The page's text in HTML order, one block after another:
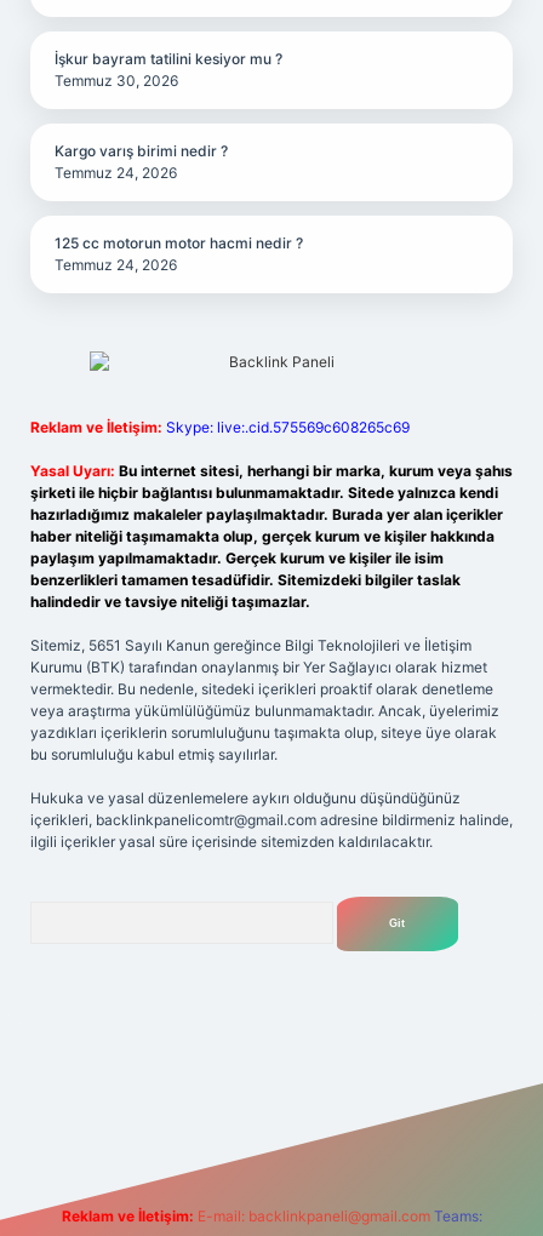
İşkur bayram tatilini kesiyor mu ?
Temmuz 30, 2026
Kargo varış birimi nedir ?
Temmuz 24, 2026
125 cc motorun motor hacmi nedir ?
Temmuz 24, 2026
Reklam ve İletişim: Skype: live:.cid.575569c608265c69
Yasal Uyarı: Bu internet sitesi, herhangi bir marka, kurum veya şahıs
şirketi ile hiçbir bağlantısı bulunmamaktadır. Sitede yalnızca kendi
hazırladığımız makaleler paylaşılmaktadır. Burada yer alan içerikler
haber niteliği taşımamakta olup, gerçek kurum ve kişiler hakkında
paylaşım yapılmamaktadır. Gerçek kurum ve kişiler ile isim
benzerlikleri tamamen tesadüfidir. Sitemizdeki bilgiler taslak
halindedir ve tavsiye niteliği taşımazlar.
Sitemiz, 5651 Sayılı Kanun gereğince Bilgi Teknolojileri ve İletişim
Kurumu (BTK) tarafından onaylanmış bir Yer Sağlayıcı olarak hizmet
vermektedir. Bu nedenle, sitedeki içerikleri proaktif olarak denetleme
veya araştırma yükümlülüğümüz bulunmamaktadır. Ancak, üyelerimiz
yazdıkları içeriklerin sorumluluğunu taşımakta olup, siteye üye olarak
bu sorumluluğu kabul etmiş sayılırlar.
Hukuka ve yasal düzenlemelere aykırı olduğunu düşündüğünüz
içerikleri, backlinkpanelicomtr@gmail.com adresine bildirmeniz halinde,
ilgili içerikler yasal süre içerisinde sitemizden kaldırılacaktır.
Reklam ve İletişim: E-mail: backlinkpaneli@gmail.com Teams: